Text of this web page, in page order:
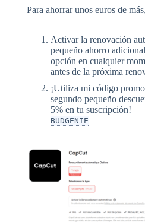
Para ahorrar unos euros de
Activar la renovación
pequeño ahorro
opción en cualquier
antes de la próxima
¡Utiliza mi código
segundo pequeño
5% en tu suscripción!
BUDGENIE